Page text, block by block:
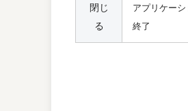
閉じ
る
アプリケー
終了